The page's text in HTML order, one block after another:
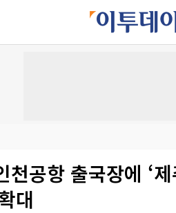
천공항 출국장에 ‘
대